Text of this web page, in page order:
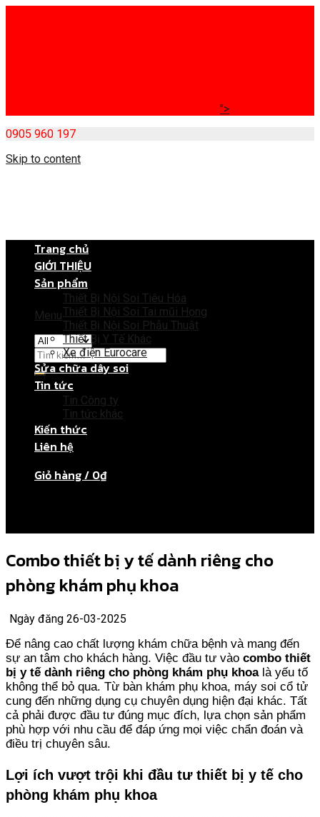
">
0905 960 197
Skip to content
Menu
Giỏ hàng
Chưa có sản phẩm trong giỏ hàng.
Trang chủ
GIỚI THIỆU
Sản phẩm
Thiết Bị Nội Soi Tiêu Hóa
Thiết Bị Nội Soi Tai mũi Họng
Thiết Bị Nội Soi Phẫu Thuật
Thiết Bị Y Tế Khác
Xe điện Eurocare
Sửa chữa dây soi
Tin tức
Tin Công ty
Tin tức khác
Kiến thức
Liên hệ
Giỏ hàng / 0₫
Combo thiết bị y tế dành riêng cho
phòng khám phụ khoa
Ngày đăng 26-03-2025
Để nâng cao chất lượng khám chữa bệnh và mang đến
sự an tâm cho khách hàng. Việc đầu tư vào combo thiết
bị y tế dành riêng cho phòng khám phụ khoalà yếu tố
không thể bỏ qua. Từ bàn khám phụ khoa, máy soi cổ tử
cung đến những dụng cụ chuyên dụng hiện đại khác. Tất
cả phải được đầu tư đúng mục đích, lựa chọn sản phẩm
phù hợp với nhu cầu để đáp ứng mọi việc chẩn đoán và
điều trị chuyên sâu.
Lợi ích vượt trội khi đầu tư thiết bị y tế cho
phòng khám phụ khoa